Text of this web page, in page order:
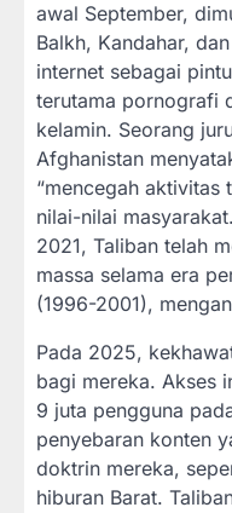
awal September,
Balkh, Kandahar,
internet sebagai
terutama pornografi
kelamin. Seorang
Afghanistan
“mencegah aktivitas
nilai-nilai
2021, Taliban telah
massa selama era
(1996-2001),
Pada 2025,
bagi mereka. Akses
9 juta pengguna
penyebaran konten
doktrin mereka,
hiburan Barat.